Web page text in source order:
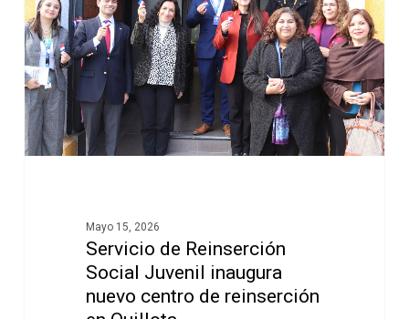
Mayo 15, 2026
Servicio de Reinserción
Social Juvenil inaugura
nuevo centro de reinserción